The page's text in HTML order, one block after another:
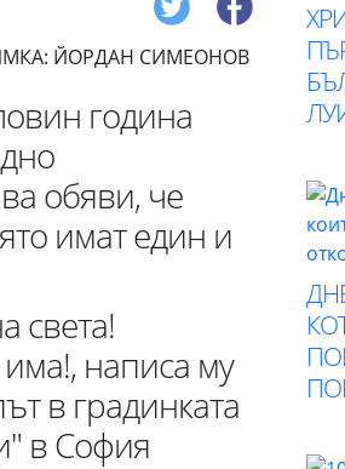
година
обяви, че
имат един и
света!
има!, написа му
в градинката
в София